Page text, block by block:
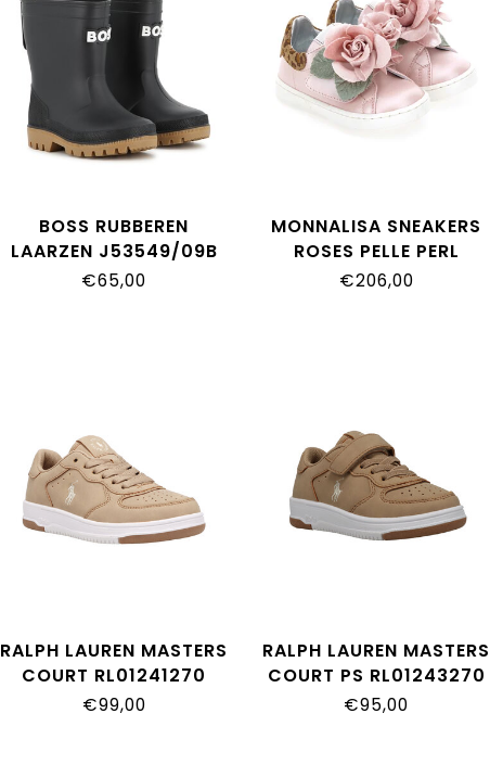
BOSS RUBBEREN
LAARZEN J53549/09B
€65,00
MONNALISA SNEAKERS
ROSES PELLE PERL
83H001_8777_0194
€206,00
RALPH LAUREN MASTERS
COURT RL01241270
€99,00
RALPH LAUREN MASTERS
COURT PS RL01243270
€95,00